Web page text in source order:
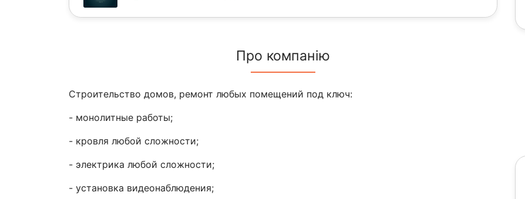
Про компанію
Строительство домов, ремонт любых помещений под ключ:
- монолитные работы;
- кровля любой сложности;
- электрика любой сложности;
- установка видеонаблюдения;